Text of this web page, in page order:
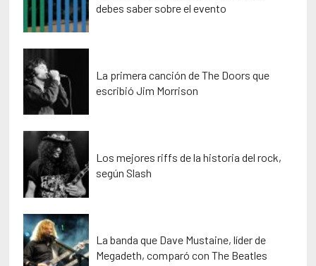
debes saber sobre el evento
La primera canción de The Doors que
escribió Jim Morrison
Los mejores riffs de la historia del rock,
según Slash
La banda que Dave Mustaine, líder de
Megadeth, comparó con The Beatles